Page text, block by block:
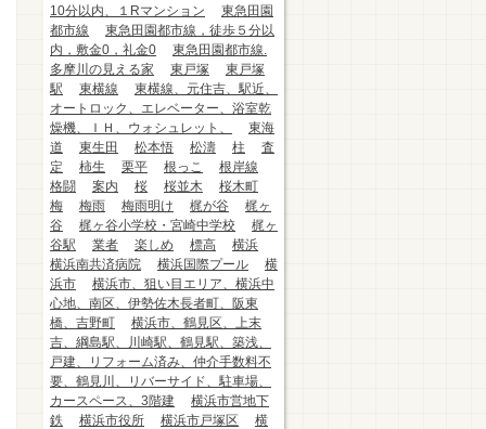
10分以内、１Rマンション
東急田園
都市線
東急田園都市線，徒歩５分以
内，敷金0，礼金0
東急田園都市線.
多摩川の見える家
東戸塚
東戸塚
駅
東横線
東横線、元住吉、駅近、
オートロック、エレベーター、浴室乾
燥機、ＩＨ、ウォシュレット、
東海
道
東生田 松本悟 松濤 柱
査
定
柿生 栗平 根っこ
根岸線
格闘
案内 桜 桜並木
桜木町
梅
梅雨 梅雨明け 梶が谷
梶ヶ
谷
梶ヶ谷小学校・宮崎中学校
梶ヶ
谷駅
業者 楽しめ 標高
横浜
横浜南共済病院
横浜国際プール
横
浜市
横浜市、狙い目エリア、横浜中
心地、南区、伊勢佐木長者町、阪東
橋、吉野町
横浜市、鶴見区、上末
吉、綱島駅、川崎駅、鶴見駅、築浅、
戸建、リフォーム済み、仲介手数料不
要、鶴見川、リバーサイド、駐車場、
カースペース、3階建
横浜市営地下
鉄
横浜市役所 横浜市戸塚区
横